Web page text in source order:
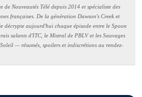
de Nouveautés Télé depuis 2014 et spécialiste des
françaises. De la génération Dawson's Creek et
décrypte aujourd'hui chaque épisode entre le Spoon
salants d'ITC, le Mistral de PBLV et les Sauvages
— résumés, spoilers et indiscrétions au rendez-